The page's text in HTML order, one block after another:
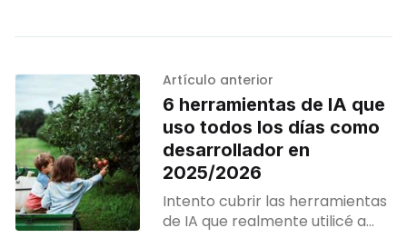
Artículo anterior
6 herramientas de IA que
uso todos los días como
desarrollador en
2025/2026
Intento cubrir las herramientas
de IA que realmente utilicé a